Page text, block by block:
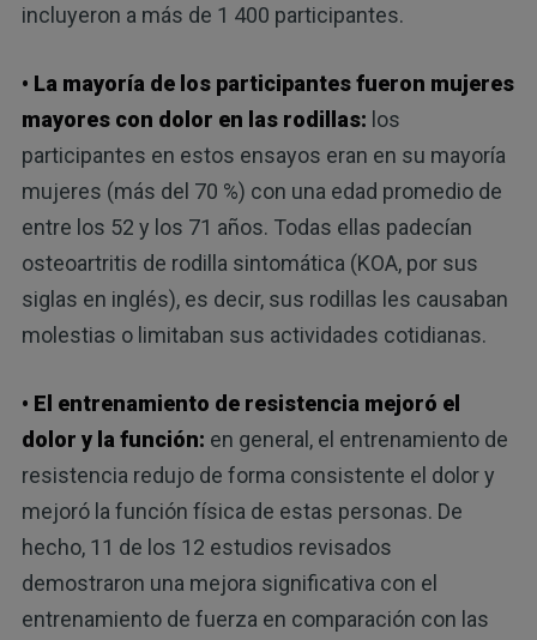
incluyeron a más de 1 400 participantes.
• La mayoría de los participantes fueron mujeres
mayores con dolor en las rodillas: los
participantes en estos ensayos eran en su mayoría
mujeres (más del 70 %) con una edad promedio de
entre los 52 y los 71 años. Todas ellas padecían
osteoartritis de rodilla sintomática (KOA, por sus
siglas en inglés), es decir, sus rodillas les causaban
molestias o limitaban sus actividades cotidianas.
• El entrenamiento de resistencia mejoró el
dolor y la función: en general, el entrenamiento de
resistencia redujo de forma consistente el dolor y
mejoró la función física de estas personas. De
hecho, 11 de los 12 estudios revisados
demostraron una mejora significativa con el
entrenamiento de fuerza en comparación con las